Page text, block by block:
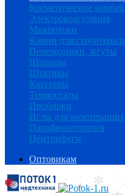
Косметические
Электрокоагуляция
Микротоки
Камни для
Переходники, жгуты
Шприцы
Штативы
Катетеры
Термостаты
Пробирки
Иглы для мезотерапии
Парафинотерапия
Центрифуги
Оптовикам